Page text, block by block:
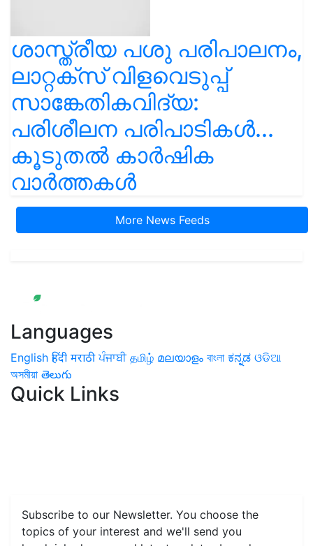
ശാസ്ത്രീയ പശു പരിപാലനം,
ലാറ്റക്സ് വിളവെടുപ്പ്
സാങ്കേതികവിദ്യ:
പരിശീലന പരിപാടികൾ...
കൂടുതൽ കാർഷിക
വാർത്തകൾ
More News Feeds
Languages
English हिंदी मराठी ਪੰਜਾਬੀ தமிழ் മലയാളം বাংলা ಕನ್ನಡ ଓଡିଆ
অসমীয়া తెలుగు
Quick Links
Subscribe to our Newsletter. You choose the
topics of your interest and we'll send you